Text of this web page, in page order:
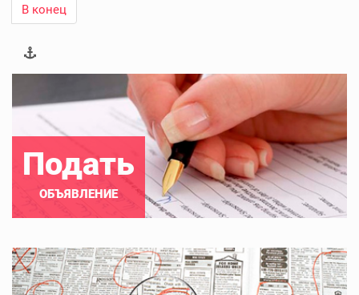
В конец
Подать
ОБЪЯВЛЕНИЕ